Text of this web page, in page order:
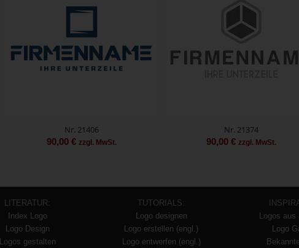
Nr. 21406
90,00 € zzgl. MwSt.
Nr. 21374
90,00 € zzgl. MwSt.
LITERATUR:
Index Logo
Logo Design
Logos gestalten
TUTORIALS:
Logo designen
Logo erstellen (engl.)
Logo entwerfen (engl.)
Logos aus
Logo